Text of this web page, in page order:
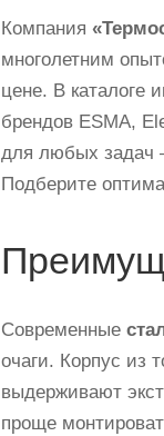
Компания
многолетним
цене. В каталоге
брендов ESMA,
для любых задач
Подберите
Современные
очаги. Корпус из
выдерживают
проще